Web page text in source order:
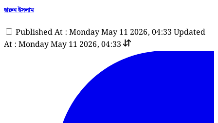
হারুন ইসলাম
Published At : Monday May 11 2026, 04:33 Updated
At : Monday May 11 2026, 04:33